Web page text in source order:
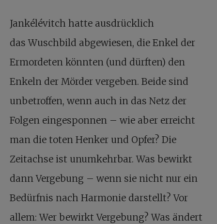
Jankélévitch hatte ausdrücklich
das Wuschbild abgewiesen, die Enkel der
Ermordeten könnten (und dürften) den
Enkeln der Mörder vergeben. Beide sind
unbetroffen, wenn auch in das Netz der
Folgen eingesponnen – wie aber erreicht
man die toten Henker und Opfer? Die
Zeitachse ist unumkehrbar. Was bewirkt
dann Vergebung – wenn sie nicht nur ein
Bedürfnis nach Harmonie darstellt? Vor
allem: Wer bewirkt Vergebung? Was ändert